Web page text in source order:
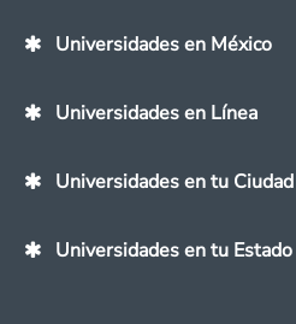
Universidades en México
Universidades en Línea
Universidades en tu Ciudad
Universidades en tu Estado